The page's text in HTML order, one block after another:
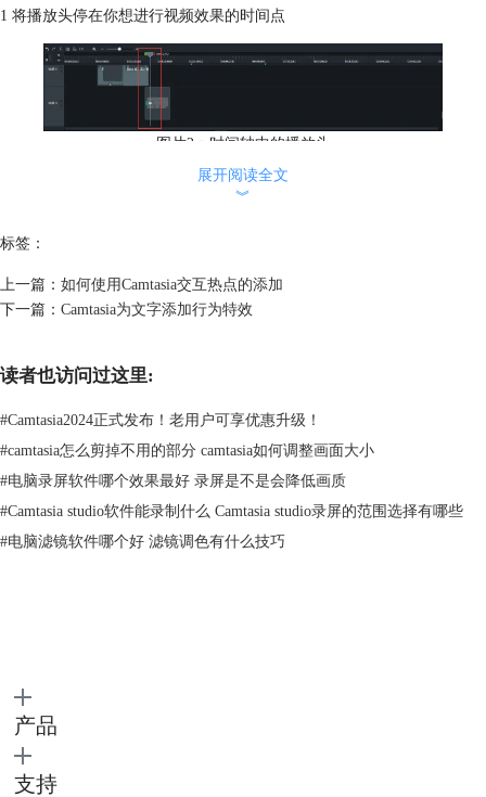
1 将播放头停在你想进行视频效果的时间点
图片2：时间轴中的播放头
时间轴的播放头可以帮助我们精确地找到要强调重要信息的时间点。
值得注意的是，在“缩放与平移”这里，每当用户将播放头移至另一处地方
再重新来调整矩形框的大小和位置，它将会自动再创建一个缩放的效果。
展开阅读全文
︾
标签：
上一篇： 如何使用Camtasia交互热点的添加
下一篇： Camtasia为文字添加行为特效
读者也访问过这里:
#Camtasia2024正式发布！老用户可享优惠升级！
#camtasia怎么剪掉不用的部分 camtasia如何调整画面大小
#电脑录屏软件哪个效果最好 录屏是不是会降低画质
#Camtasia studio软件能录制什么 Camtasia studio录屏的范围选择有哪些
#电脑滤镜软件哪个好 滤镜调色有什么技巧
产品
支持